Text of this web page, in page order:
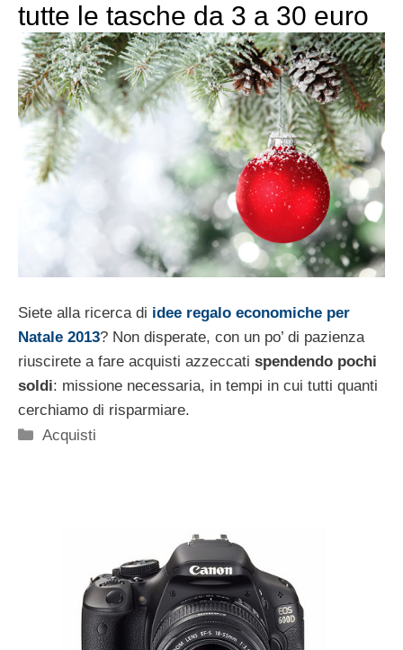
tutte le tasche da 3 a 30 euro
Siete alla ricerca di idee regalo economiche per
Natale 2013? Non disperate, con un po’ di pazienza
riuscirete a fare acquisti azzeccati spendendo pochi
soldi: missione necessaria, in tempi in cui tutti quanti
cerchiamo di risparmiare.
Categorie
Acquisti